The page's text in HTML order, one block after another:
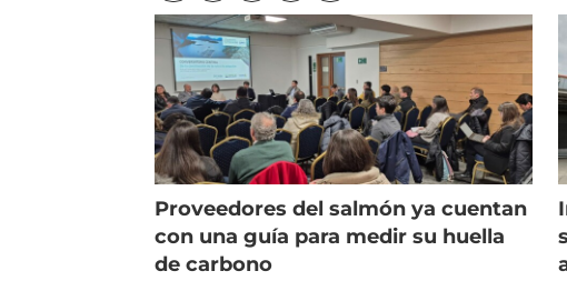
Proveedores del salmón ya cuentan
con una guía para medir su huella
de carbono